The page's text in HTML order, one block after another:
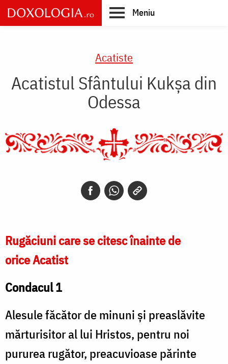
Skip
to
main
Meniu
Acatiste
Acatistul Sfântului Kukșa din
Odessa
Rugăciuni care se citesc înainte de
orice Acatist
Condacul 1
Alesule făcător de minuni și preaslăvite
mărturisitor al lui Hristos, pentru noi
pururea rugător, preacuvioase părinte